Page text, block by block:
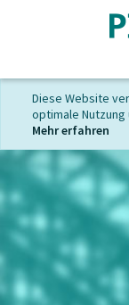
Diese Website
optimale
Mehr erfahren